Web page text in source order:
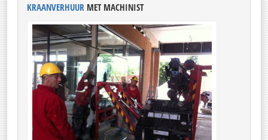
KRAANVERHUUR MET MACHINIST